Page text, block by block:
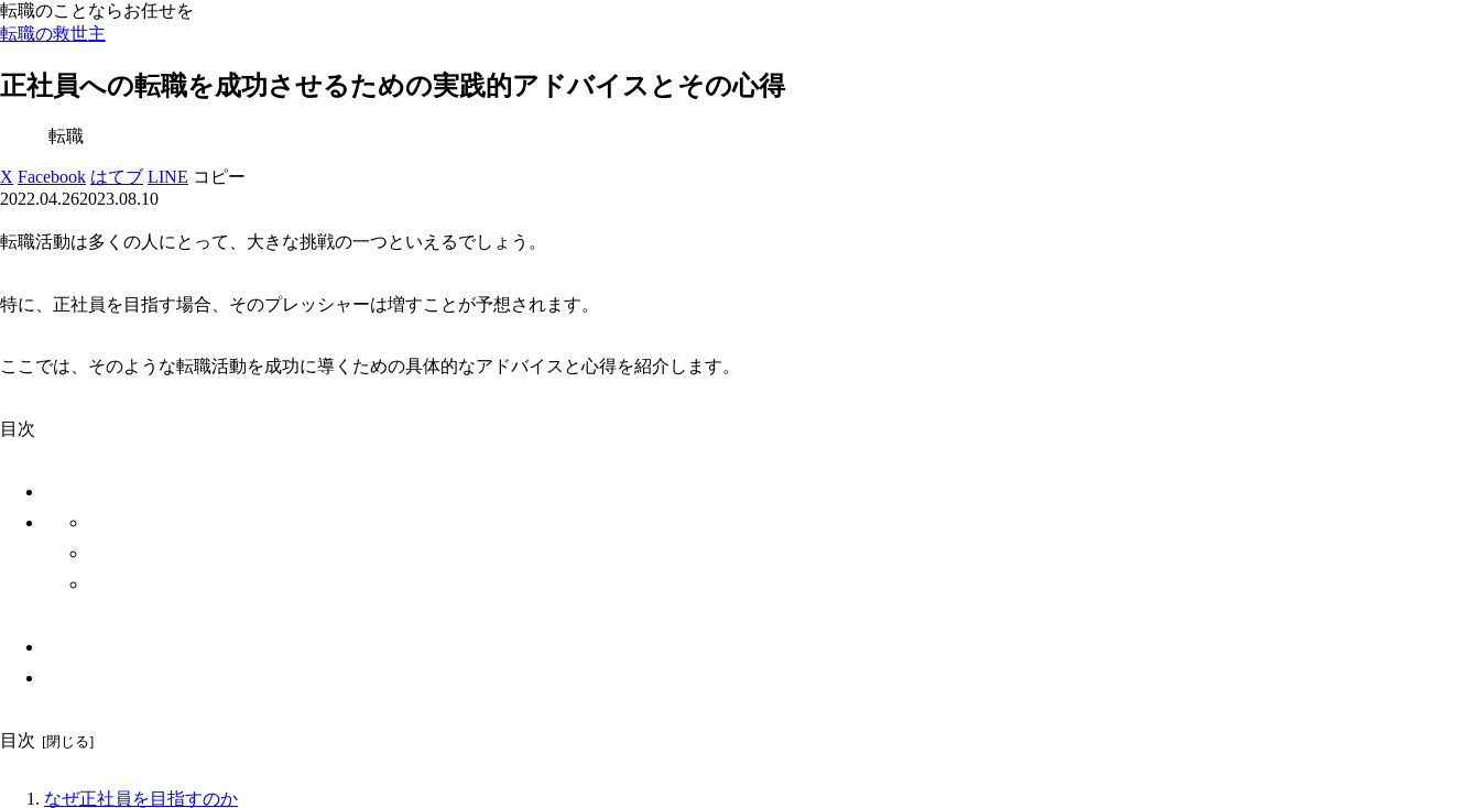
転職のことならお任せを
転職の救世主
正社員への転職を成功させるための実践的アドバイスとその心得
転職
X Facebook はてブ LINE コピー
2022.04.262023.08.10
転職活動は多くの人にとって、大きな挑戦の一つといえるでしょう。
特に、正社員を目指す場合、そのプレッシャーは増すことが予想されます。
ここでは、そのような転職活動を成功に導くための具体的なアドバイスと心得を紹介します。
目次
目次
なぜ正社員を目指すのか